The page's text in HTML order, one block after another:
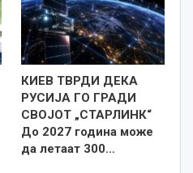
КИЕВ ТВРДИ ДЕКА
РУСИЈА ГО ГРАДИ
СВОЈОТ „СТАРЛИНК“
До 2027 година може
да летаат 300…